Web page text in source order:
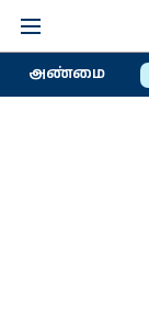
அண்மை